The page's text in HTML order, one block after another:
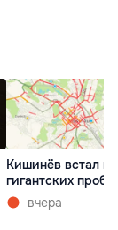
Кишинёв встал в
гигантских
вчера